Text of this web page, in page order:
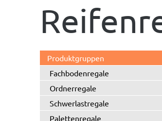
Produktgruppen
Fachbodenregale
Ordnerregale
Schwerlastregale
Palettenregale